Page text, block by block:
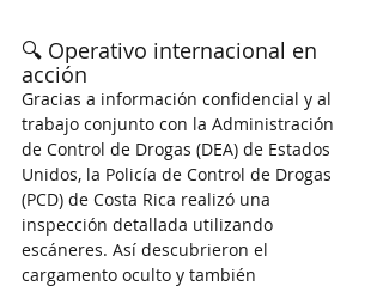
🔍 Operativo internacional en
acción
Gracias a información confidencial y al
trabajo conjunto con la Administración
de Control de Drogas (DEA) de Estados
Unidos, la Policía de Control de Drogas
(PCD) de Costa Rica realizó una
inspección detallada utilizando
escáneres. Así descubrieron el
cargamento oculto y también